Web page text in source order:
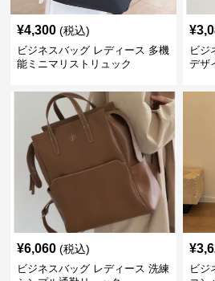
¥4,300 (税込)
ビジネスバッグ レディース 多機
能ミニマリストリュック
¥
ビジ
デザ
¥6,060 (税込)
ビジネスバッグ レディース 洗練
¥
ビジ